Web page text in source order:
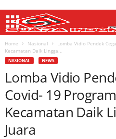
Home Nasional
Lomba Vidio Pendek
Kecamatan Daik Lingga...
NASIONAL NEWS
Lomba Vidio
Covid- 19
Kecamatan Daik
Juara